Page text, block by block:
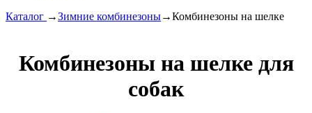
Каталог →Зимние комбинезоны→Комбинезоны на шелке
Комбинезоны на шелке для
собак